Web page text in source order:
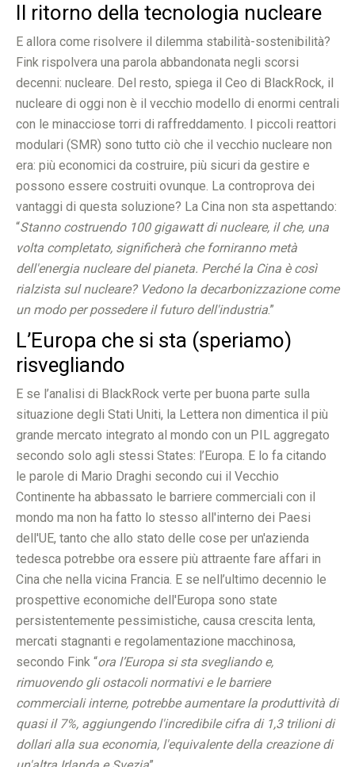
Il ritorno della tecnologia nucleare
E allora come risolvere il dilemma stabilità-sostenibilità?
Fink rispolvera una parola abbandonata negli scorsi
decenni: nucleare. Del resto, spiega il Ceo di BlackRock, il
nucleare di oggi non è il vecchio modello di enormi centrali
con le minacciose torri di raffreddamento. I piccoli reattori
modulari (SMR) sono tutto ciò che il vecchio nucleare non
era: più economici da costruire, più sicuri da gestire e
possono essere costruiti ovunque. La controprova dei
vantaggi di questa soluzione? La Cina non sta aspettando:
“Stanno costruendo 100 gigawatt di nucleare, il che, una
volta completato, significherà che forniranno metà
dell'energia nucleare del pianeta. Perché la Cina è così
rialzista sul nucleare? Vedono la decarbonizzazione come
un modo per possedere il futuro dell'industria.”
L’Europa che si sta (speriamo)
risvegliando
E se l’analisi di BlackRock verte per buona parte sulla
situazione degli Stati Uniti, la Lettera non dimentica il più
grande mercato integrato al mondo con un PIL aggregato
secondo solo agli stessi States: l’Europa. E lo fa citando
le parole di Mario Draghi secondo cui il Vecchio
Continente ha abbassato le barriere commerciali con il
mondo ma non ha fatto lo stesso all'interno dei Paesi
dell'UE, tanto che allo stato delle cose per un'azienda
tedesca potrebbe ora essere più attraente fare affari in
Cina che nella vicina Francia. E se nell’ultimo decennio le
prospettive economiche dell'Europa sono state
persistentemente pessimistiche, causa crescita lenta,
mercati stagnanti e regolamentazione macchinosa,
secondo Fink “ora l’Europa si sta svegliando e,
rimuovendo gli ostacoli normativi e le barriere
commerciali interne, potrebbe aumentare la produttività di
quasi il 7%, aggiungendo l'incredibile cifra di 1,3 trilioni di
dollari alla sua economia, l'equivalente della creazione di